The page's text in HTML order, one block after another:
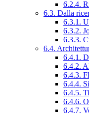
6.2.4.
6.3. Dalla
6.3.1.
6.3.2.
6.3.3.
6.4.
6.4.1.
6.4.2.
6.4.3.
6.4.4.
6.4.5.
6.4.6.
6.4.7.